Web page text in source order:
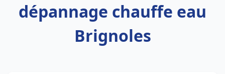
dépannage chauffe eau
Brignoles